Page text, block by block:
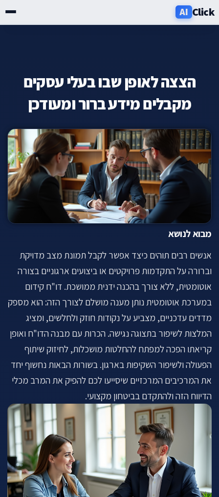
AI Click
מחירון
בלוג
אודות
הצצה לאופן שבו בעלי עסקים
מקבלים מידע ברור ומעודכן
מבוא לנושא
אנשים רבים תוהים כיצד אפשר לקבל תמונת מצב מדויקת
וברורה על התקדמות פרויקטים או ביצועים ארגוניים בצורה
אוטומטית, ללא צורך בהכנה ידנית ממושכת. דו"ח קידום
במערכת אוטומטית נותן מענה מושלם לצורך הזה: הוא מספק
מדדים עדכניים, מצביע על נקודות חוזק ולחלשים, ומציג
המלצות לשיפור בתצוגה נגישה. הכרות עם מבנה הדו"ח ואופן
קריאתו הפכה למפתח להחלטות מושכלות, לחיזוק שיתוף
הפעולה ולשיפור השקיפות בארגון. בשורות הבאות נחשוף יחד
את המרכיבים המרכזיים שיסייעו לכם להפיק את המרב מכלי
הדיווח הזה ולהתקדם בביטחון מקצועי.